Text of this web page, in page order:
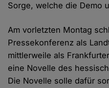
Sorge, welche die Demo
Am vorletzten Montag
Pressekonferenz als
mittlerweile als
eine Novelle des
Die Novelle solle dafür